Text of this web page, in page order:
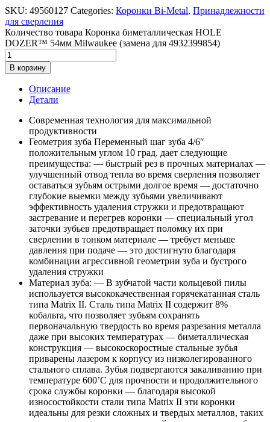
SKU: 49560127 Categories: Коронки Bi-Metal, Принадлежности
для сверления
Количество товара Коронка биметаллическая HOLE
DOZER™ 54мм Milwaukee (замена для 4932399854)
В корзину
Описание
Детали
Современная технология для максимальной
продуктивности
Геометрия зуба Переменный шаг зуба 4/6″
положительным углом 10 град. дает следующие
преимущества: — быстрый рез в прочных материалах —
улучшенный отвод тепла во время сверления позволяет
оставаться зубьям острыми долгое время — достаточно
глубокие выемки между зубьями увеличивают
эффективность удаления стружки и предотвращают
застревание и перегрев коронки — специальный угол
заточки зубьев предотвращает поломку их при
сверлении в тонком материале — требует меньше
давления при подаче — это достигнуто благодаря
комбинации агрессивной геометрии зуба и бустрого
удаления стружки
Материал зуба: — В зубчатой части кольцевой пилы
используется высококачественная горячекатанная сталь
типа Matrix II. Сталь типа Matrix II содержит 8%
кобальта, что позволяет зубьям сохранять
первоначальную твердость во время разрезания металла
даже при высоких температурах — биметаллическая
конструкция — высокоскоростные стальные зубья
приварены лазером к корпусу из низколегированного
стального сплава. Зубья подвергаются закаливанию при
температуре 600’С для прочности и продолжительного
срока службы коронки — благодаря высокой
износостойкости стали типа Matrix II эти коронки
идеальны для резки сложных и твердых металлов, таких